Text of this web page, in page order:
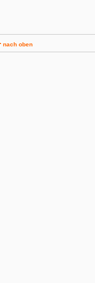
nach oben